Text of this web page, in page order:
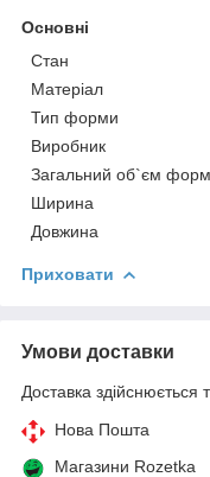
Основні
Стан
Матеріал
Тип форми
Виробник
Загальний об`єм
Ширина
Довжина
Приховати
Умови доставки
Доставка здійснюється
Нова Пошта
Магазини Rozetka